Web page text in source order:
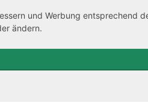
und Werbung entsprechend
ändern.